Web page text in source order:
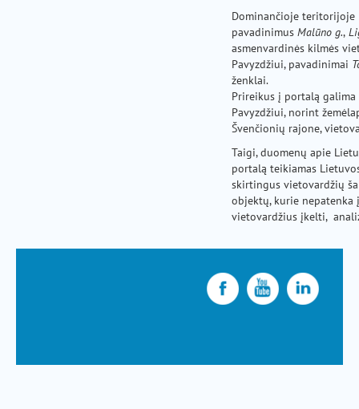
Dominančioje teritorijoje
pavadinimus Malūno g.,
asmenvardinės kilmės
Pavyzdžiui, pavadinimai
ženklai.
Prireikus į portalą
Pavyzdžiui, norint
Švenčionių rajone,
Taigi, duomenų apie
portalą teikiamas
skirtingus vietovardžių
objektų, kurie nepatenka
vietovardžius įkelti,